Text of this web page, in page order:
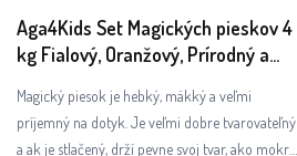
Aga4Kids Set Magických pieskov 4
kg Fialový, Oranžový, Prírodný a
Magický piesok je hebký, mäkký a veľmi
príjemný na dotyk. Je veľmi dobre tvarovateľný
a ak je stlačený, drží pevne svoj tvar, ako mokrý